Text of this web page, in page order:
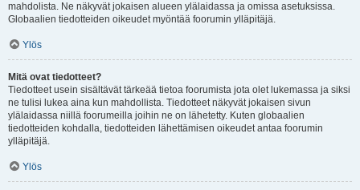
mahdolista. Ne näkyvät jokaisen alueen ylälaidassa ja omissa asetuksissa.
Globaalien tiedotteiden oikeudet myöntää foorumin ylläpitäjä.
Ylös
Mitä ovat tiedotteet?
Tiedotteet usein sisältävät tärkeää tietoa foorumista jota olet lukemassa ja siksi
ne tulisi lukea aina kun mahdollista. Tiedotteet näkyvät jokaisen sivun
ylälaidassa niillä foorumeilla joihin ne on lähetetty. Kuten globaalien
tiedotteiden kohdalla, tiedotteiden lähettämisen oikeudet antaa foorumin
ylläpitäjä.
Ylös